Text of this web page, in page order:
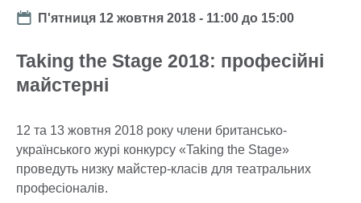
Date
П'ятниця 12 жовтня 2018 - 11:00 до 15:00
Taking the Stage 2018: професійні
майстерні
12 та 13 жовтня 2018 року члени британсько-
українського журі конкурсу «Taking the Stage»
проведуть низку майстер-класів для театральних
професіоналів.